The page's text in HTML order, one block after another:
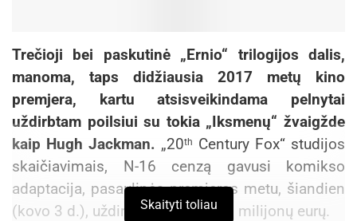
Trečioji bei paskutinė „Ernio“ trilogijos dalis,
manoma, taps didžiausia 2017 metų kino
premjera, kartu atsisveikindama pelnytai
uždirbtam poilsiui su tokia „Iksmenų“ žvaigžde
kaip Hugh Jackman. „20th
Century Fox“ studijos
skaičiavimais, N-16 cenzą gavusi komikso
adaptacija, pasaulinės premjeros metu, šiandien
(kovo 3 d.), uždirbs nuo 65 iki 70 milijonų eurų.
Skaityti toliau